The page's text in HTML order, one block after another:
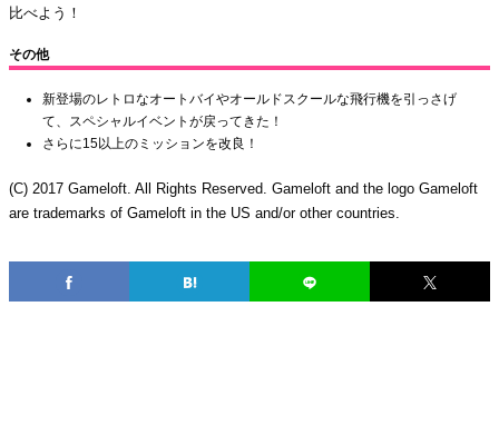
比べよう！
その他
新登場のレトロなオートバイやオールドスクールな飛行機を引っさげ
て、スペシャルイベントが戻ってきた！
さらに15以上のミッションを改良！
(C) 2017 Gameloft. All Rights Reserved. Gameloft and the logo Gameloft
are trademarks of Gameloft in the US and/or other countries.